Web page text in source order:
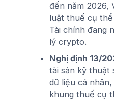
đến năm 2026,
luật thuế cụ thể
Tài chính đang
lý crypto.
Nghị định 13/
tài sản kỹ thuật
dữ liệu cá
khung thuế cụ